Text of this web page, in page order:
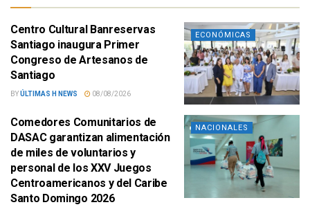
ECONÓMICAS
Centro Cultural Banreservas
Santiago inaugura Primer
Congreso de Artesanos de
Santiago
BYÚLTIMAS H NEWS 08/08/2026
NACIONALES
Comedores Comunitarios de
DASAC garantizan alimentación
de miles de voluntarios y
personal de los XXV Juegos
Centroamericanos y del Caribe
Santo Domingo 2026